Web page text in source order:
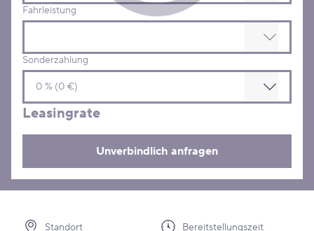
Fahrleistung
Sonderzahlung
Leasingrate
Unverbindlich anfragen
Standort Bereitstellungszeit